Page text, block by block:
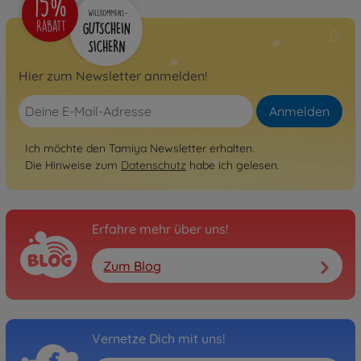
Archiv
Nicht mehr verfügbar
Archiv
Blackfoot F-150 Ranger
300058058
Nicht mehr verfügbar
Monster Beetle
300058060
Nicht mehr verfügbar
Archiv
Mud Blaster
RC Buggys (2WD / 4WD)
Hier zum Newsletter anmelden!
Anmelden
Ich möchte den Tamiya Newsletter erhalten.
Die Hinweise zum Datenschutz habe ich gelesen.
Erfahre mehr über uns!
Zum Blog
Vernetze Dich mit uns!